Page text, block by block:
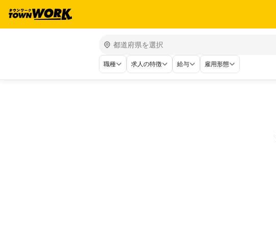
職種 求人の特徴 給与 雇用形態